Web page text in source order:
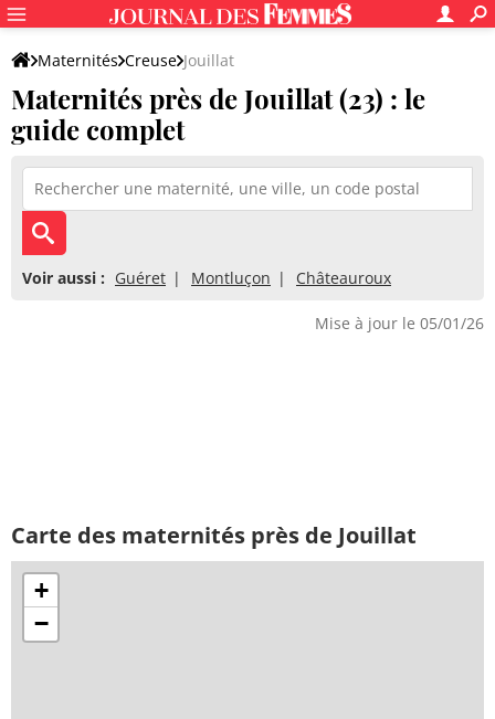
Maternités Creuse Jouillat
Maternités près de Jouillat (23) : le
guide complet
Voir aussi : Guéret Montluçon Châteauroux
Mise à jour le 05/01/26
Carte des maternités près de Jouillat
+
−